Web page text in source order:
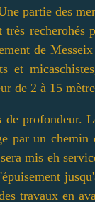
partie des
recherohés
de
et
de 2 à 15
profondeur.
par un
mis eh
travaux en